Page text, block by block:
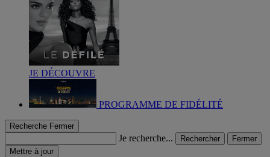
JE DÉCOUVRE
PROGRAMME DE FIDÉLITÉ
Recherche Fermer
Je recherche... Rechercher
Fermer
Mettre à jour